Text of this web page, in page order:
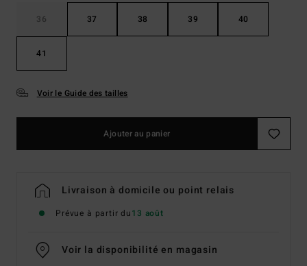
36 37 38 39 40
41
Voir le Guide des tailles
Ajouter au panier
Livraison à domicile ou point relais
Prévue à partir du13 août
Voir la disponibilité en magasin